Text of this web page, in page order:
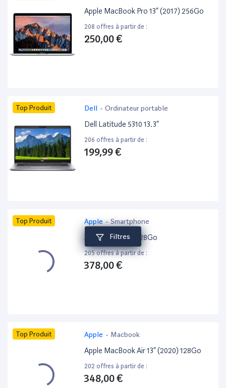
Filtres
Apple MacBook Pro 13” (2017) 256Go
208 offres à partir de :
250,00 €
Top Produit Dell - Ordinateur portable
Dell Latitude 5310 13.3”
206 offres à partir de :
199,99 €
Top Produit Apple- Smartphone
Apple iPhone 15 128Go
205 offres à partir de :
378,00 €
Top Produit Apple - Macbook
Apple MacBook Air 13” (2020) 128Go
202 offres à partir de :
348,00 €